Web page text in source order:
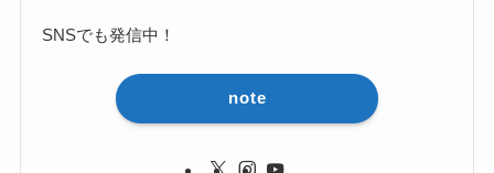
SNSでも発信中！
note